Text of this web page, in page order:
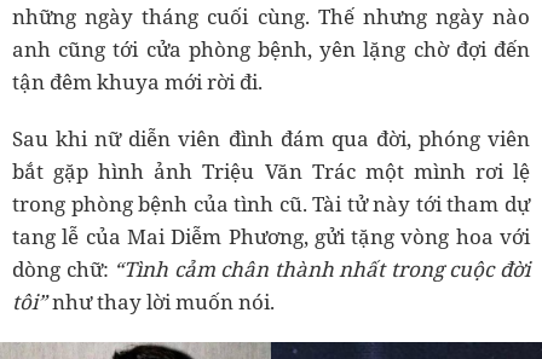
những ngày tháng cuối cùng. Thế nhưng ngày nào
anh cũng tới cửa phòng bệnh, yên lặng chờ đợi đến
tận đêm khuya mới rời đi.
Sau khi nữ diễn viên đình đám qua đời, phóng viên
bắt gặp hình ảnh Triệu Văn Trác một mình rơi lệ
trong phòng bệnh của tình cũ. Tài tử này tới tham dự
tang lễ của Mai Diễm Phương, gửi tặng vòng hoa với
dòng chữ: “Tình cảm chân thành nhất trong cuộc đời
tôi”như thay lời muốn nói.